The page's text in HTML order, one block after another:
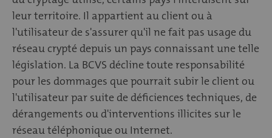
leur territoire. Il appartient au client ou à
l'utilisateur de s'assurer qu'il ne fait pas usage du
réseau crypté depuis un pays connaissant une telle
législation. La BCVS décline toute responsabilité
pour les dommages que pourrait subir le client ou
l'utilisateur par suite de déficiences techniques, de
dérangements ou d'interventions illicites sur le
réseau téléphonique ou Internet.